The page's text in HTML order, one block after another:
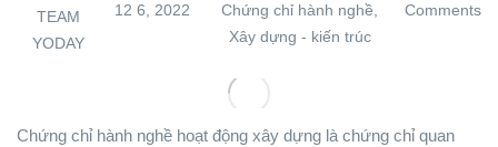
TEAM
YODAY
12 6, 2022
Chứng chỉ hành nghề
Xây dựng - kiến trúc
Comments
Chứng chỉ hành nghề hoạt động xây dựng là chứng chỉ quan